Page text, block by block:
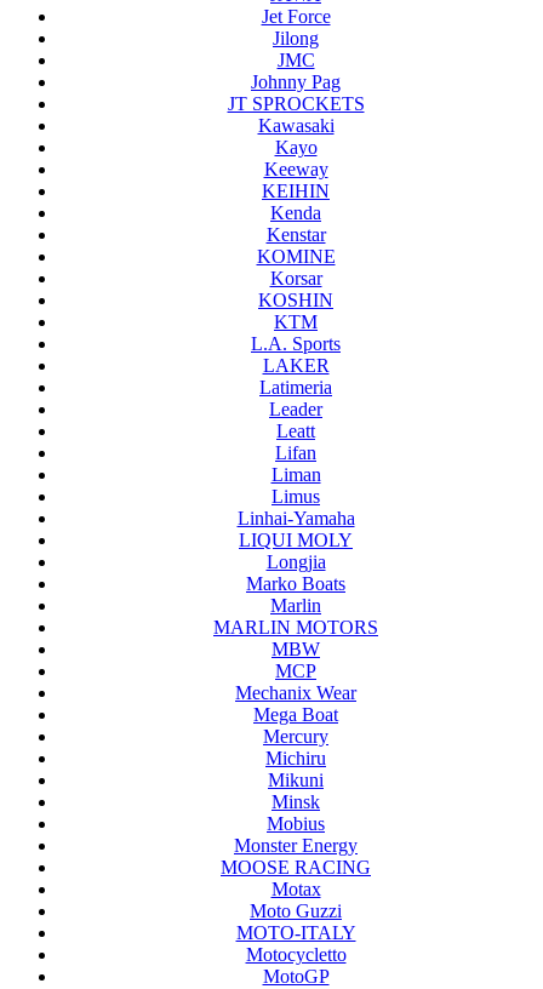
Jet Force
Jilong
JMC
Johnny Pag
JT SPROCKETS
Kawasaki
Kayo
Keeway
KEIHIN
Kenda
Kenstar
KOMINE
Korsar
KOSHIN
KTM
L.A. Sports
LAKER
Latimeria
Leader
Leatt
Lifan
Liman
Limus
Linhai-Yamaha
LIQUI MOLY
Longjia
Marko Boats
Marlin
MARLIN MOTORS
MBW
MCP
Mechanix Wear
Mega Boat
Mercury
Michiru
Mikuni
Minsk
Mobius
Monster Energy
MOOSE RACING
Motax
Moto Guzzi
MOTO-ITALY
Motocycletto
MotoGP